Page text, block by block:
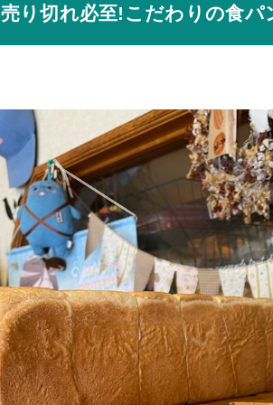
売り切れ必至!こだわりの食パ